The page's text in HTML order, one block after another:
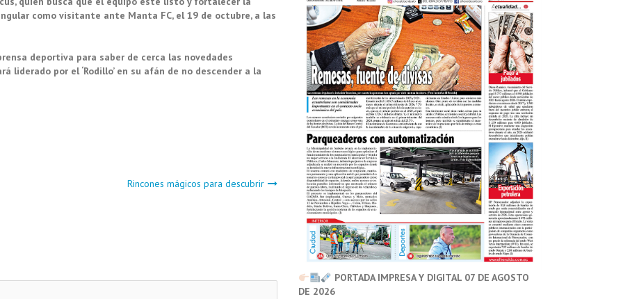
como visitante ante Manta FC, el 19 de octubre, a las
deportiva para saber de cerca las novedades
por el ‘Rodillo’ en su afán de no descender a la
Rincones mágicos para descubrir
PORTADA IMPRESA Y DIGITAL 07 DE AGOSTO
DE 2026